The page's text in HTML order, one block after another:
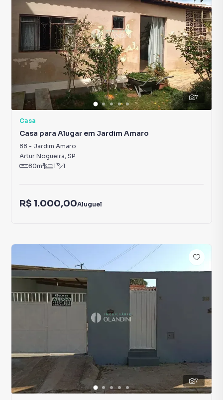
7
Casa
Casa para Alugar em Jardim Amaro
88 - Jardim Amaro
Artur Nogueira, SP
80m² 1 1
R$ 1.000,00Aluguel
7